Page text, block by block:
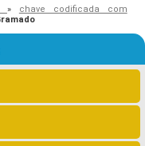
» chave codificada com